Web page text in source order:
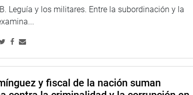
Leguía y los militares. Entre la subordinación y la
y fiscal de la nación suman